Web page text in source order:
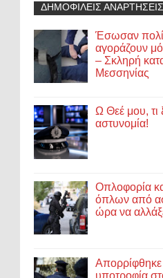
ΔΗΜΟΦΙΛΕΙΣ
Έσωσαν
αγοράζουν
– Σκληρή
Μεσσηνίας
Ω Θεέ μου, τι
αστυνομία!
Οπλοφορία
όπλων από
ώρα να
Απορρίφθηκε
υποτροφία